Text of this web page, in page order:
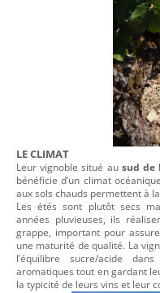
LE CLIMAT
Leur vignoble situé au sud de
bénéficie d’un climat
aux sols chauds permettent à
Les étés sont plutôt secs
années pluvieuses, ils
grappe, important pour
une maturité de qualité. La
l’équilibre sucre/acide
aromatiques tout en gardant
la typicité de leurs vins et leur